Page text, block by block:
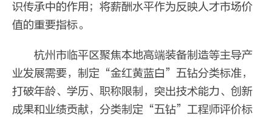
识传承中的作用；将薪酬水平作为反映人才市场价
值的重要指标。
杭州市临平区聚焦本地高端装备制造等主导产
业发展需要，制定“金红黄蓝白”五钻分类标准，
打破年龄、学历、职称限制，突出技术能力、创新
成果和业绩贡献，分类制定“五钻”工程师评价标